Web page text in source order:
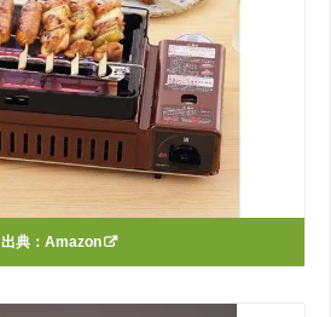
出典： Amazon